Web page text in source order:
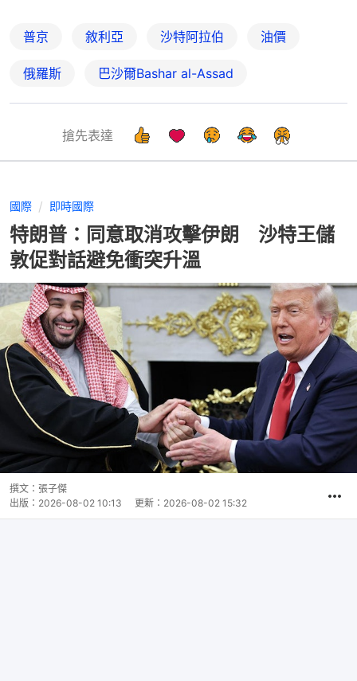
普京 敘利亞 沙特阿拉伯 油價
俄羅斯 巴沙爾Bashar al-Assad
搶先表達
國際 即時國際
特朗普：同意取消攻擊伊朗 沙特王儲
敦促對話避免衝突升溫
撰文： 張子傑
出版： 2026-08-02 10:13 更新： 2026-08-02 15:32